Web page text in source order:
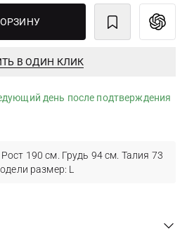
В ОДИН КЛИК
день после подтверждения
190 см. Грудь 94 см. Талия 73
размер: L